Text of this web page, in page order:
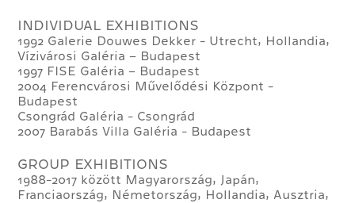
INDIVIDUAL EXHIBITIONS
1992 Galerie Douwes Dekker - Utrecht, Hollandia,
Vízivárosi Galéria – Budapest
1997 FISE Galéria – Budapest
2004 Ferencvárosi Művelődési Központ -
Budapest
Csongrád Galéria - Csongrád
2007 Barabás Villa Galéria - Budapest
GROUP EXHIBITIONS
1988-2017 között Magyarország, Japán,
Franciaország, Németország, Hollandia, Ausztria,